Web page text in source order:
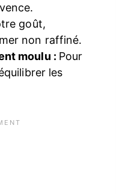
goût,
non raffiné.
moulu : Pour
les